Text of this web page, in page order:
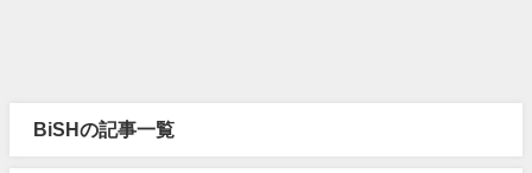
BiSHの記事一覧